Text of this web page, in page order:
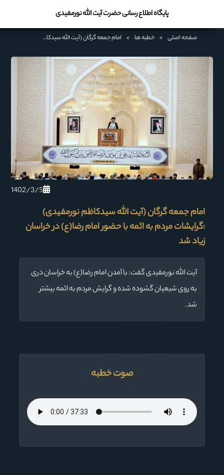
پایگاه اطلاع رسانی حضرت آیت الله نورمفیدی
صفحه اصلی > خطبه ها > امام جمعه گرگان (آیت الله سیدکاظم نورمفیدی) :گرایشات مردم به ائمه با حضور امام رضا(ع) در خراسان زیاد شد
1402/3/5
امام جمعه گرگان (آیت الله سیدکاظم نورمفیدی)
:گرایشات مردم به ائمه با حضور امام رضا(ع) در خراسان
زیاد شد
آیت الله نورمفیدی گفت: با آمدن امام رضا(ع) به خراسان دری
به روی شیعیان گشوده شده و گرایش مردم به ائمه بیشتر
شد.
صوت خطبه